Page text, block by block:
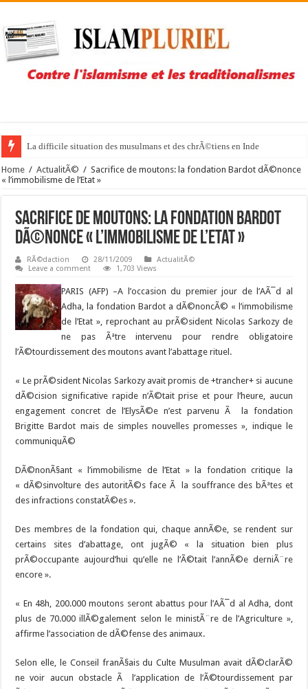
La difficile situation des musulmans et des chrÃ©tiens en Inde
Home / ActualitÃ© / Sacrifice de moutons: la fondation Bardot dÃ©nonce
« l’immobilisme de l’Etat »
Sacrifice de moutons: la fondation Bardot
dÃ©nonce « l’immobilisme de l’Etat »
RÃ©daction 28/11/2009
ActualitÃ©
Leave a comment
1,703 Views
PARIS (AFP) –A l’occasion du premier jour de l’AÃ¯d al
Adha, la fondation Bardot a dÃ©noncÃ© « l’immobilisme
de l’Etat », reprochant au prÃ©sident Nicolas Sarkozy de
ne pas Ãªtre intervenu pour rendre obligatoire
l’Ã©tourdissement des moutons avant l’abattage rituel.
« Le prÃ©sident Nicolas Sarkozy avait promis de +trancher+ si aucune
dÃ©cision significative rapide n’Ã©tait prise et pour l’heure, aucun
engagement concret de l’ElysÃ©e n’est parvenu Ã la fondation
Brigitte Bardot mais de simples nouvelles promesses », indique le
communiquÃ©
DÃ©nonÃ§ant « l’immobilisme de l’Etat » la fondation critique la
« dÃ©sinvolture des autoritÃ©s face Ã la souffrance des bÃªtes et
des infractions constatÃ©es ».
Des membres de la fondation qui, chaque annÃ©e, se rendent sur
certains sites d’abattage, ont jugÃ© « la situation bien plus
prÃ©occupante aujourd’hui qu’elle ne l’Ã©tait l’annÃ©e derniÃ¨re
encore ».
« En 48h, 200.000 moutons seront abattus pour l’AÃ¯d al Adha, dont
plus de 70.000 illÃ©galement selon le ministÃ¨re de l’Agriculture »,
affirme l’association de dÃ©fense des animaux.
Selon elle, le Conseil franÃ§ais du Culte Musulman avait dÃ©clarÃ©
ne voir aucun obstacle Ã l’application de l’Ã©tourdissement par